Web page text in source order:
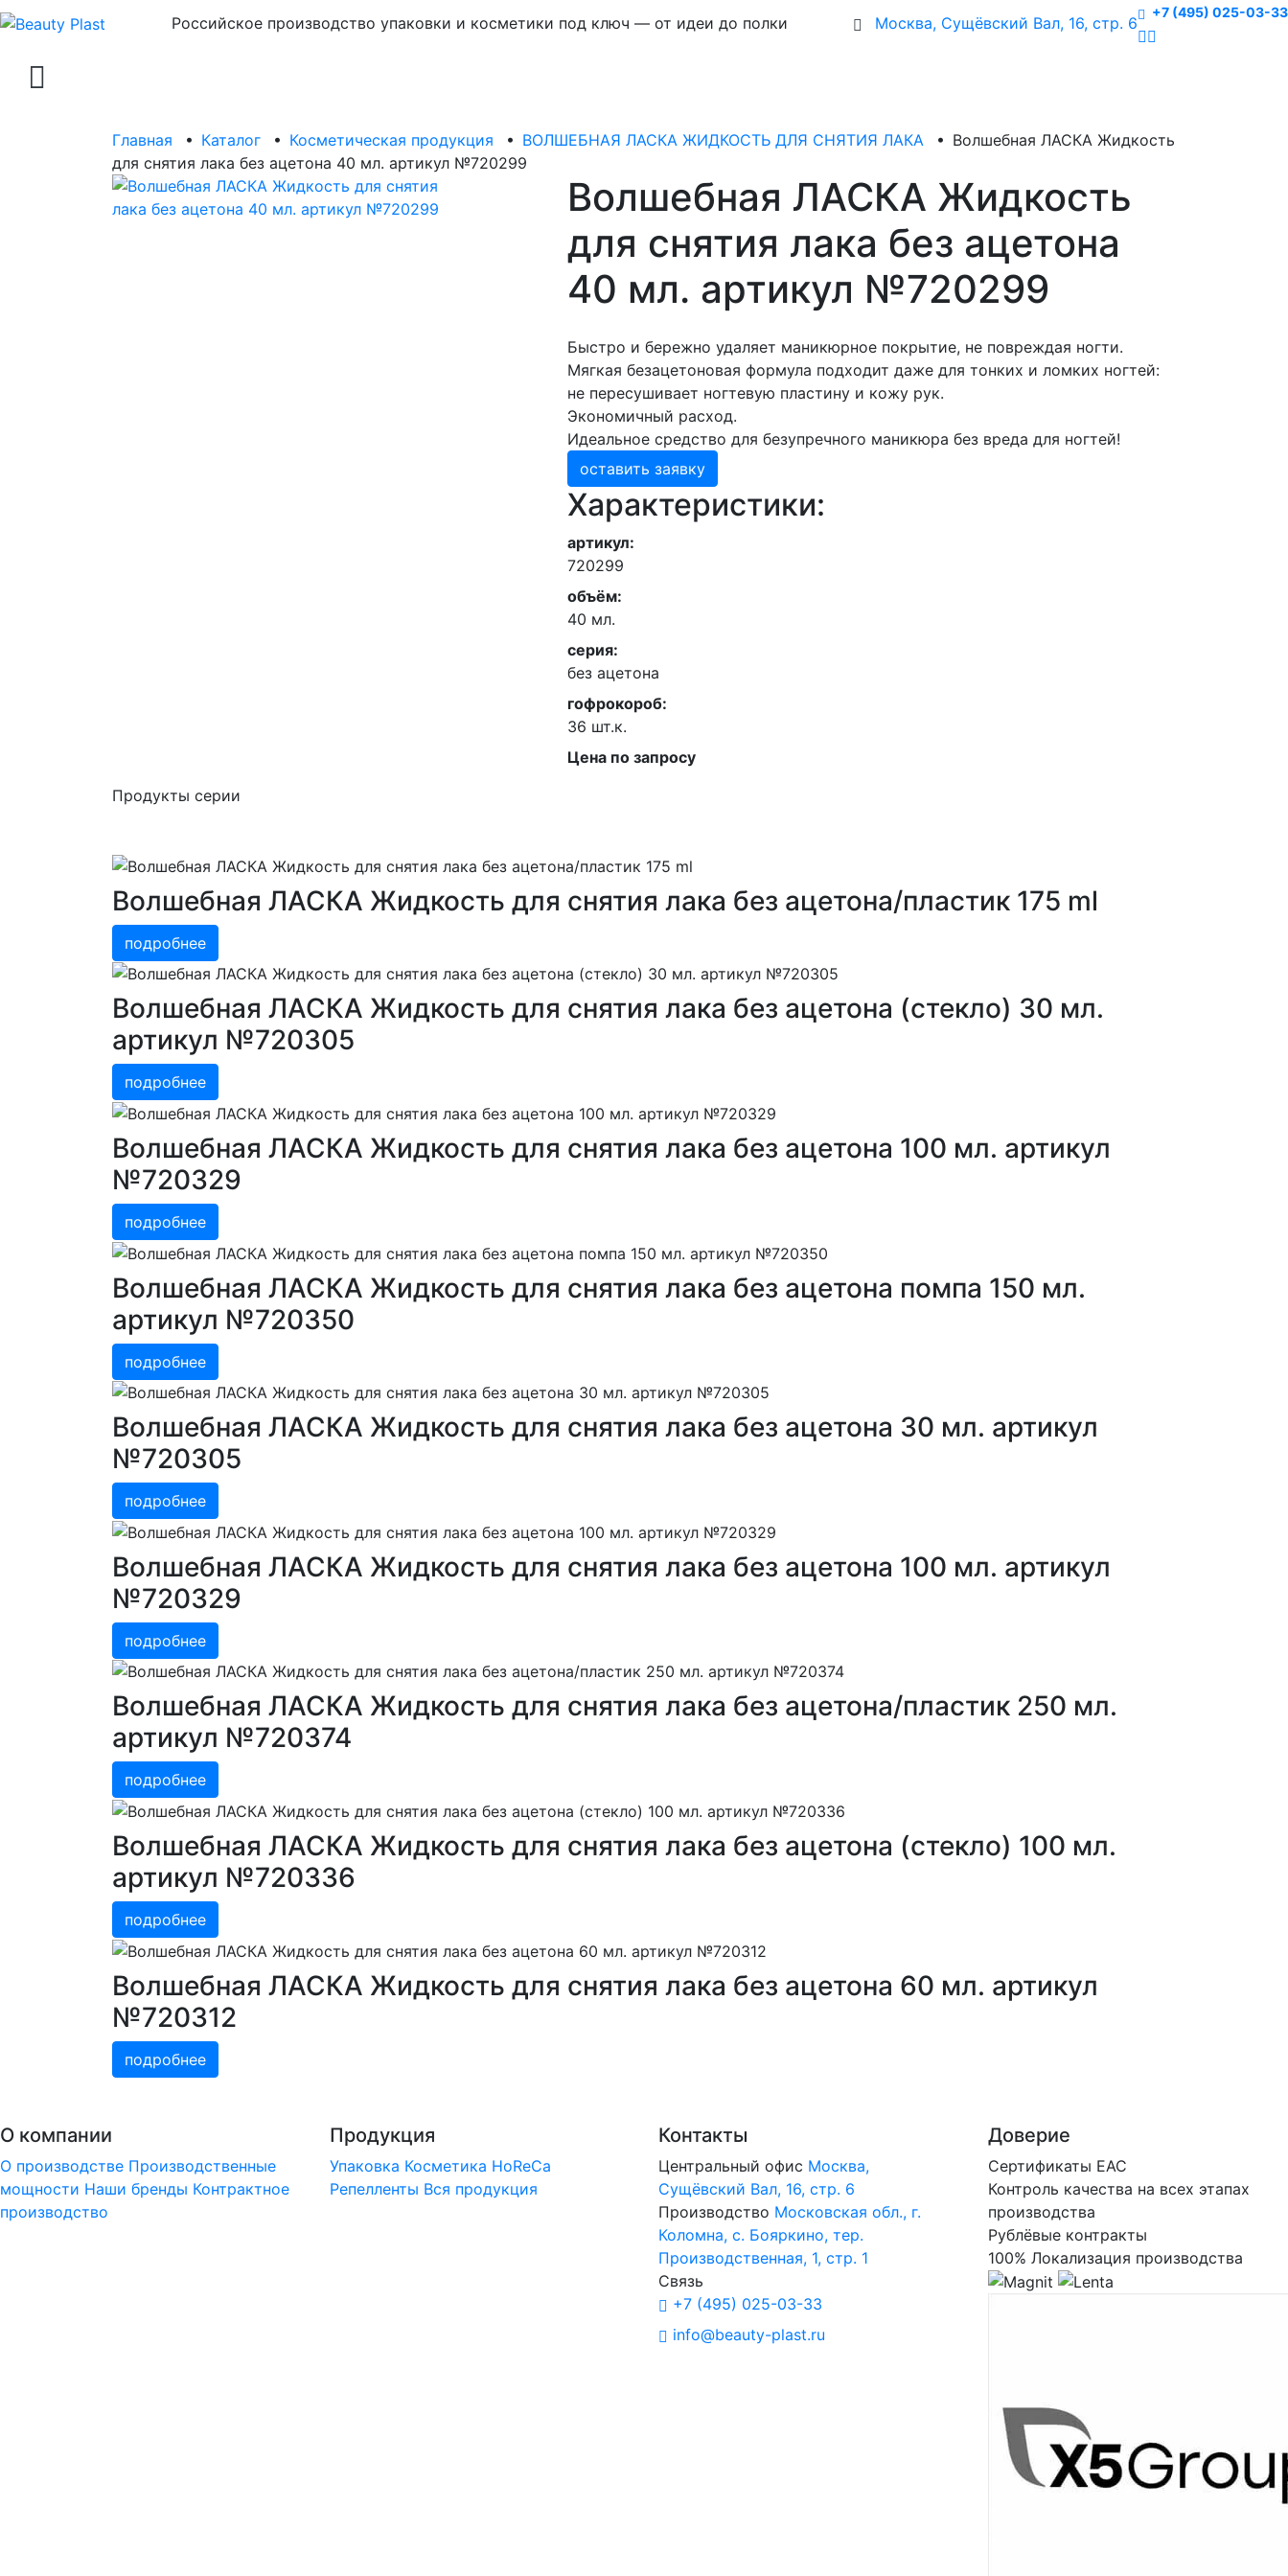
Российское производство упаковки и косметики под ключ — от идеи до полки Москва, Сущёвский Вал, 16, стр. 6
+7 (495) 025-03-33
Главная • Каталог • Косметическая продукция • ВОЛШЕБНАЯ ЛАСКА ЖИДКОСТЬ ДЛЯ СНЯТИЯ ЛАКА • Волшебная ЛАСКА Жидкость
для снятия лака без ацетона 40 мл. артикул №720299
Волшебная ЛАСКА Жидкость
для снятия лака без ацетона
40 мл. артикул №720299
Быстро и бережно удаляет маникюрное покрытие, не повреждая ногти.
Мягкая безацетоновая формула подходит даже для тонких и ломких ногтей:
не пересушивает ногтевую пластину и кожу рук.
Экономичный расход.
Идеальное средство для безупречного маникюра без вреда для ногтей!
оставить заявку
Характеристики:
артикул:
720299
объём:
40 мл.
серия:
без ацетона
гофрокороб:
36 шт.к.
Цена по запросу
Продукты серии
Волшебная ЛАСКА Жидкость для снятия лака без ацетона/пластик 175 ml
подробнее
Волшебная ЛАСКА Жидкость для снятия лака без ацетона (стекло) 30 мл.
артикул №720305
подробнее
Волшебная ЛАСКА Жидкость для снятия лака без ацетона 100 мл. артикул
№720329
подробнее
Волшебная ЛАСКА Жидкость для снятия лака без ацетона помпа 150 мл.
артикул №720350
подробнее
Волшебная ЛАСКА Жидкость для снятия лака без ацетона 30 мл. артикул
№720305
подробнее
Волшебная ЛАСКА Жидкость для снятия лака без ацетона 100 мл. артикул
№720329
подробнее
Волшебная ЛАСКА Жидкость для снятия лака без ацетона/пластик 250 мл.
артикул №720374
подробнее
Волшебная ЛАСКА Жидкость для снятия лака без ацетона (стекло) 100 мл.
артикул №720336
подробнее
Волшебная ЛАСКА Жидкость для снятия лака без ацетона 60 мл. артикул
№720312
подробнее
О компании
О производстве Производственные
мощности Наши бренды Контрактное
производство
Продукция
Упаковка Косметика HoReCa
Репелленты Вся продукция
Контакты
Центральный офис Москва,
Сущёвский Вал, 16, стр. 6
Производство Московская обл., г.
Коломна, с. Бояркино, тер.
Производственная, 1, стр. 1
Связь
+7 (495) 025-03-33
info@beauty-plast.ru
Доверие
Сертификаты ЕАС
Контроль качества на всех этапах
производства
Рублёвые контракты
100% Локализация производства